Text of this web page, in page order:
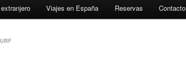
Viajes en España Reservas Contacto